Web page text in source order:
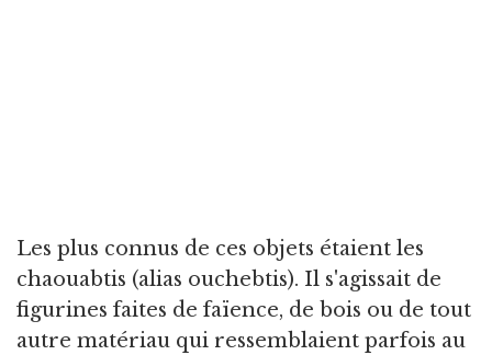
Les plus connus de ces objets étaient les
chaouabtis (alias ouchebtis). Il s'agissait de
figurines faites de faïence, de bois ou de tout
autre matériau qui ressemblaient parfois au